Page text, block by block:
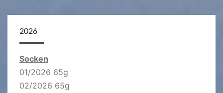
2026
Socken
01/2026 65g
02/2026 65g